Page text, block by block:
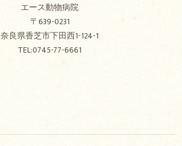
エース動物病院
〒639-0231
奈良県香芝市下田西1-124-1
TEL:0745-77-6661